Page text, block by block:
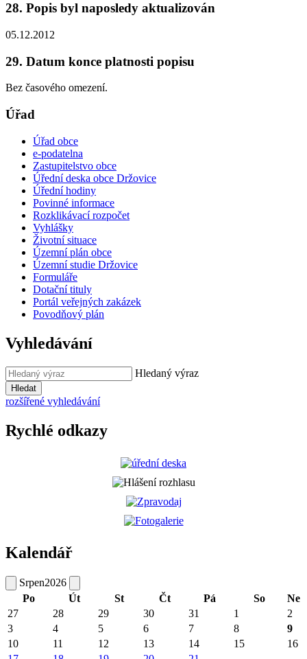
28. Popis byl naposledy aktualizován
05.12.2012
29. Datum konce platnosti popisu
Bez časového omezení.
Úřad
Úřad obce
e-podatelna
Zastupitelstvo obce
Úřední deska obce Držovice
Úřední hodiny
Povinné informace
Rozklikávací rozpočet
Vyhlášky
Životní situace
Územní plán obce
Územní studie Držovice
Formuláře
Dotační tituly
Portál veřejných zakázek
Povodňový plán
Vyhledávání
Hledaný výraz
Hledat
rozšířené vyhledávání
Rychlé odkazy
Kalendář
Srpen2026
Po
Út St Čt Pá So
Ne
27
28 29 30 31 1
2
3
4 5 6 7 8
9
10
11 12 13 14 15
16